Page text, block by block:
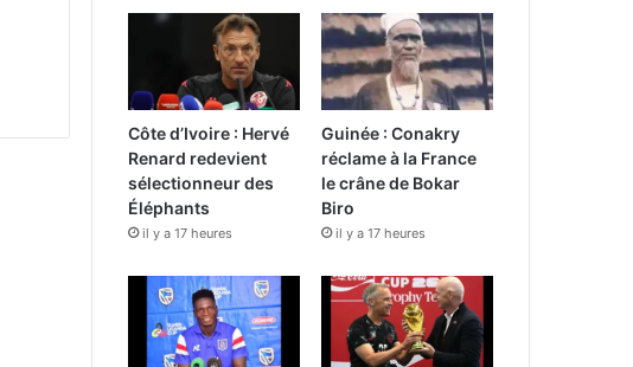
Côte d’Ivoire : Hervé
Renard redevient
sélectionneur des
Éléphants
il y a 17 heures
Guinée : Conakry
réclame à la France
le crâne de Bokar
Biro
il y a 17 heures